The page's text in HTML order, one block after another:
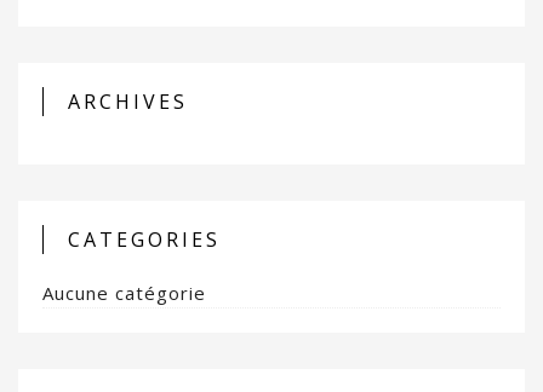
ARCHIVES
CATEGORIES
Aucune catégorie